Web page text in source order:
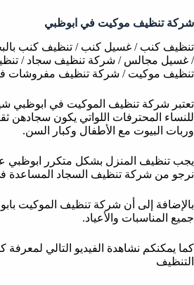
شركة تنظيف موكيت في ابوظبي
تنظيف كنب / غسيل كنب / تنظيف كنب
/ غسيل مجالس / شركة تنظيف سجاد /
تنظيف موكيت / شركة تنظيف مفروشات
تعتبر شركة تنظيف الموكيت في ابوظبي
للنساء المحترفات اللواتي يكون سجادهن
وربات البيوت مع الأطفال وكبار السن.
يجب تنظيف المنزل بشكل متكرر ابوظبي
نرجو من شركة تنظيف السجاد المساعدة
بالإضافة إلى أن شركة تنظيف الموكيت
جميع المناسبات والأعياد.
كما يمكنكم نشاهدة الفيديو التالي
التنظيف